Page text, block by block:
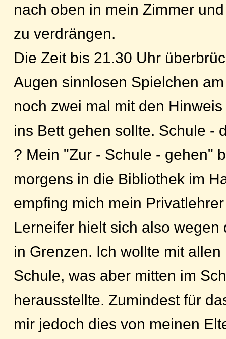
nach oben in mein Zimmer
zu verdrängen.
Die Zeit bis 21.30 Uhr
Augen sinnlosen Spielchen
noch zwei mal mit den
ins Bett gehen sollte. Schule -
? Mein "Zur - Schule - gehen"
morgens in die Bibliothek im
empfing mich mein
Lerneifer hielt sich also
in Grenzen. Ich wollte mit
Schule, was aber mitten im
herausstellte. Zumindest für
mir jedoch dies von meinen